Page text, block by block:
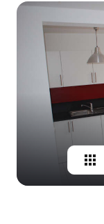
ALERTE
E-MAIL
CONTACT